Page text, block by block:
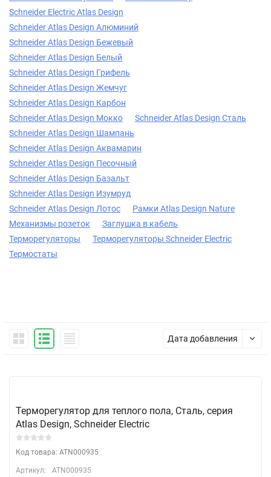
Schneider Electric Atlas Design
Schneider Atlas Design Алюминий
Schneider Atlas Design Бежевый
Schneider Atlas Design Белый
Schneider Atlas Design Грифель
Schneider Atlas Design Жемчуг
Schneider Atlas Design Карбон
Schneider Atlas Design Мокко
Schneider Atlas Design Сталь
Schneider Atlas Design Шампань
Schneider Atlas Design Аквамарин
Schneider Atlas Design Песочный
Schneider Atlas Design Базальт
Schneider Atlas Design Изумруд
Schneider Atlas Design Лотос
Рамки Atlas Design Nature
Механизмы розеток
Заглушка в кабель
Терморегуляторы
Терморегуляторы Schneider Electric
Термостаты
Дата добавления
Терморегулятор для теплого пола, Сталь, серия
Atlas Design, Schneider Electric
Код товара: ATN000935
Артикул:
ATN000935